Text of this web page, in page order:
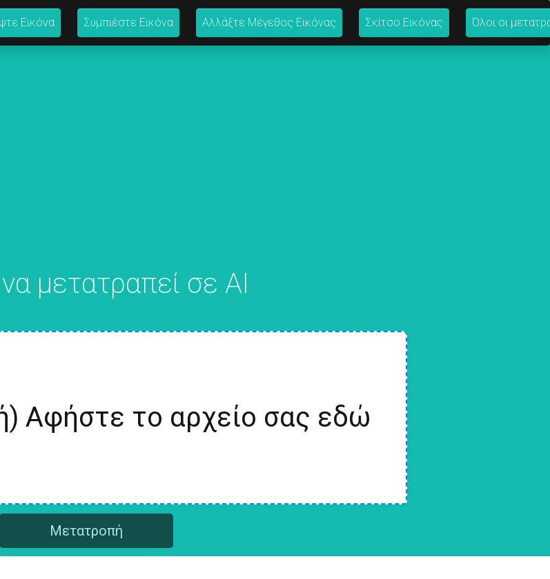
Εικόνα Συμπιέστε Εικόνα Αλλάξτε Μέγεθος Εικόνας Σκίτσο Εικόνας Όλοι οι
μετατραπεί σε AI
Αφήστε το αρχείο σας εδώ
Μετατροπή